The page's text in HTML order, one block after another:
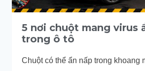
5 nơi chuột mang virus
trong ô tô
Chuột có thể ẩn nấp trong khoang